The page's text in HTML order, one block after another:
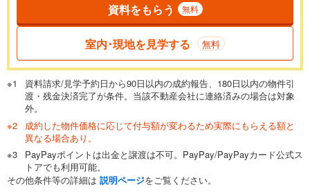
一般的には最長35年まで借り入れ可能です。多くの金融機関
が完済時の年齢は80歳までを条件としています。
閉じる
頭金 万円
0万円 5,190万円
自己資金から住宅購入にかけられる金額を入力してくださ
い。一般的には物件価格の2割までが目安です。
閉じる
ボーナス
万円
資料をもらう 無料
室内･現地を見学する 無料
資料請求/見学予約日から90日以内の成約報告、180日以内の物件引
渡・残金決済完了が条件。当該不動産会社に連絡済みの場合は対象
外。
成約した物件価格に応じて付与額が変わるため実際にもらえる額と
異なる場合あり。
PayPayポイントは出金と譲渡は不可。PayPay/PayPayカード公式ス
トアでも利用可能。
その他条件等の詳細は 説明ページをご覧ください。